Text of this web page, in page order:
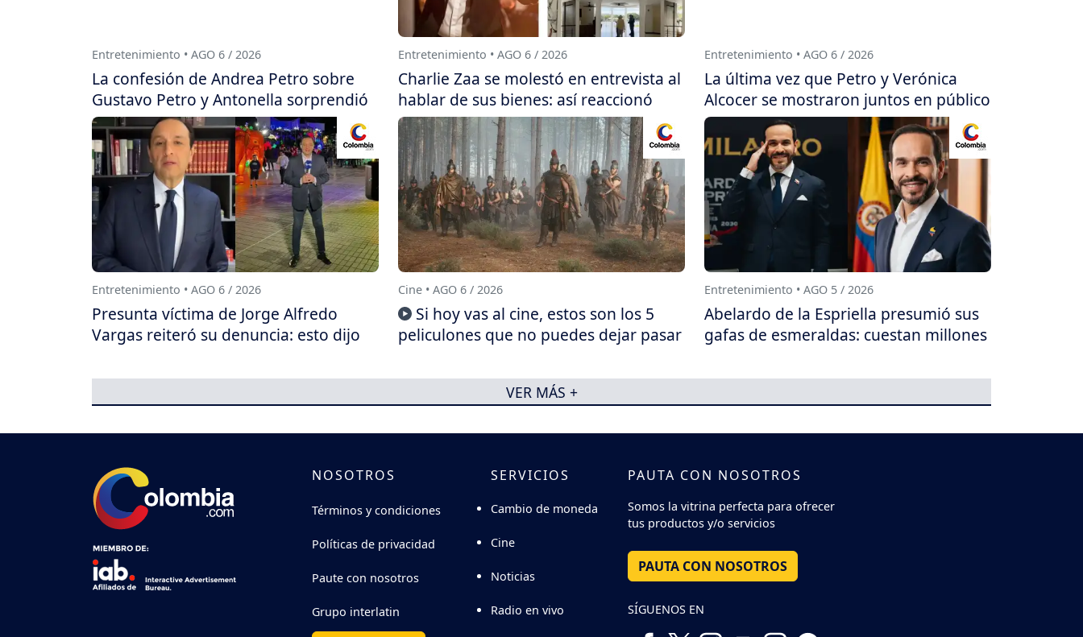
Entretenimiento • AGO 6 / 2026
La confesión de Andrea Petro sobre
Gustavo Petro y Antonella sorprendió
Entretenimiento • AGO 6 / 2026
Charlie Zaa se molestó en entrevista al
hablar de sus bienes: así reaccionó
Entretenimiento • AGO 6 / 2026
La última vez que Petro y Verónica
Alcocer se mostraron juntos en público
Entretenimiento • AGO 6 / 2026
Presunta víctima de Jorge Alfredo
Vargas reiteró su denuncia: esto dijo
Cine • AGO 6 / 2026
Si hoy vas al cine, estos son los 5
peliculones que no puedes dejar pasar
Entretenimiento • AGO 5 / 2026
Abelardo de la Espriella presumió sus
gafas de esmeraldas: cuestan millones
VER MÁS +
NOSOTROS
Términos y condiciones
Políticas de privacidad
Paute con nosotros
Grupo interlatin
SERVICIOS
Cambio de moneda
Cine
Noticias
Radio en vivo
PAUTA CON NOSOTROS
Somos la vitrina perfecta para ofrecer
tus productos y/o servicios
PAUTA CON NOSOTROS
SÍGUENOS EN